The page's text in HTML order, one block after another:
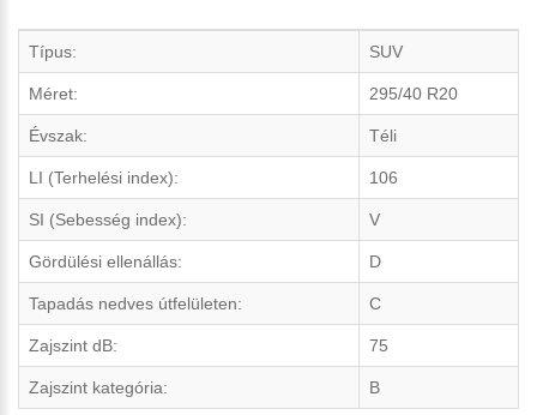
Típus: SUV
Méret: 295/40 R20
Évszak: Téli
LI (Terhelési index): 106
SI (Sebesség index): V
Gördülési ellenállás: D
Tapadás nedves útfelületen: C
Zajszint dB: 75
Zajszint kategória: B